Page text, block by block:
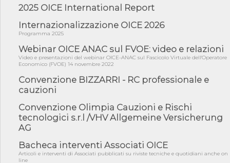
06/08/26 - Dal 3 agosto in vigore l'obbligo di energie rinnovabili
con ...
06/08/26 - DL PA approvato in Cdm: contributi per
riqualificazione sism...
06/08/26 - CdM: approvato il d.lgs. di adeguamento all’AI Act in
mate...
norme UE in m...
05/08/26 - Focus OICE sul DDL di riforma della responsabilità
amminist...
05/08/26 - Anac: pubblicata la Relazione illustrativa al Bando tipo
2 s...
2025 OICE International Report
Internazionalizzazione OICE 2026
Programma 2025
Webinar OICE ANAC sul FVOE: video e relazioni
Video e presentazioni del webinar OICE-ANAC sul Fascicolo Virtuale dell'Operatore
Economico (FVOE) 14 novembre 2022
Convenzione BIZZARRI - RC professionale e
cauzioni
Convenzione Olimpia Cauzioni e Rischi
tecnologici s.r.l /VHV Allgemeine Versicherung
AG
Bacheca interventi Associati OICE
Articoli e interventi di Associati pubblicati su riviste tecniche e quotidiani anche on
line